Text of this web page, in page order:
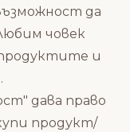
да
човек
и
дава право
продукт/